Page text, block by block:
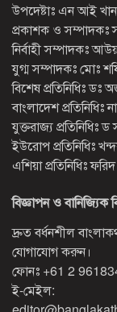
উপদেষ্টাঃ এন আই খান
প্রকাশক ও সম্পাদকঃ
নির্বাহী সম্পাদকঃ
যুগ্ম সম্পাদকঃ মোঃ
বিশেষ প্রতিনিধিঃ ডঃ
বাংলাদেশ প্রতিনিধিঃ
যুক্তরাজ্য প্রতিনিধিঃ
ইউরোপ প্রতিনিধিঃ
এশিয়া প্রতিনিধিঃ
বিজ্ঞাপন ও বানিজ্যিক
দ্রুত বর্ধনশীল
যোগাযোগ করুন।
ফোনঃ +61 2
ই-মেইল: